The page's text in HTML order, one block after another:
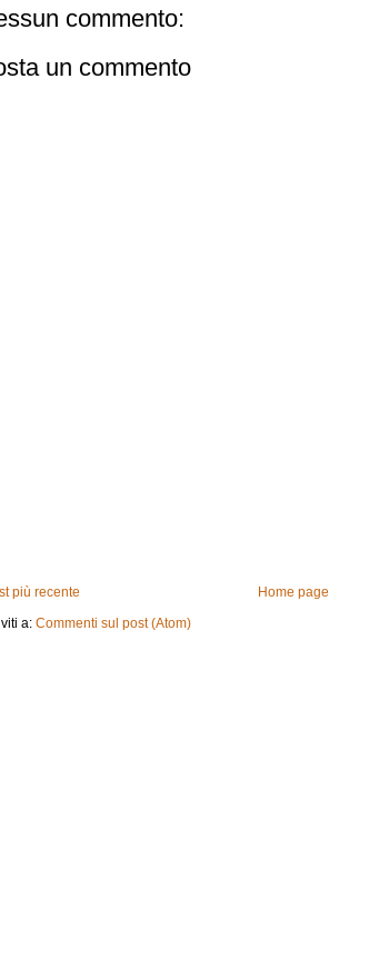
commento:
un commento
più recente
Home page
a: Commenti sul post (Atom)